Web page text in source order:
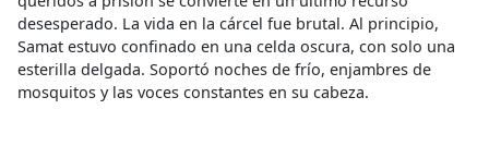
desesperado. La vida en la cárcel fue brutal. Al principio,
Samat estuvo confinado en una celda oscura, con solo una
esterilla delgada. Soportó noches de frío, enjambres de
mosquitos y las voces constantes en su cabeza.